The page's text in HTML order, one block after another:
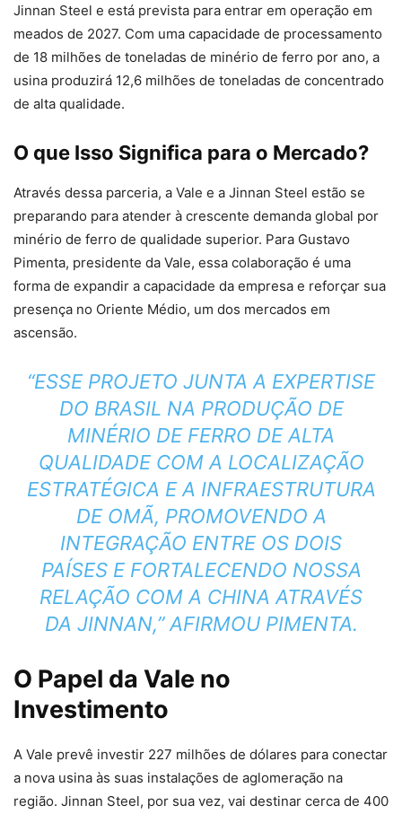
Jinnan Steel e está prevista para entrar em operação em
meados de 2027. Com uma capacidade de processamento
de 18 milhões de toneladas de minério de ferro por ano, a
usina produzirá 12,6 milhões de toneladas de concentrado
de alta qualidade.
O que Isso Significa para o Mercado?
Através dessa parceria, a Vale e a Jinnan Steel estão se
preparando para atender à crescente demanda global por
minério de ferro de qualidade superior. Para Gustavo
Pimenta, presidente da Vale, essa colaboração é uma
forma de expandir a capacidade da empresa e reforçar sua
presença no Oriente Médio, um dos mercados em
ascensão.
“ESSE PROJETO JUNTA A EXPERTISE
DO BRASIL NA PRODUÇÃO DE
MINÉRIO DE FERRO DE ALTA
QUALIDADE COM A LOCALIZAÇÃO
ESTRATÉGICA E A INFRAESTRUTURA
DE OMÃ, PROMOVENDO A
INTEGRAÇÃO ENTRE OS DOIS
PAÍSES E FORTALECENDO NOSSA
RELAÇÃO COM A CHINA ATRAVÉS
DA JINNAN,” AFIRMOU PIMENTA.
O Papel da Vale no
Investimento
A Vale prevê investir 227 milhões de dólares para conectar
a nova usina às suas instalações de aglomeração na
região. Jinnan Steel, por sua vez, vai destinar cerca de 400